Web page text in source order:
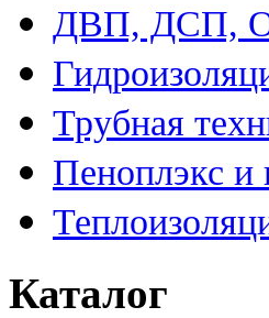
ДВП, ДСП,
Трубная
Пеноплэкс и
Каталог